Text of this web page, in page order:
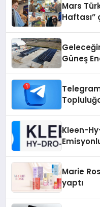
Mars
Haftası”
Güneş
Kleen-
Marie
yaptı